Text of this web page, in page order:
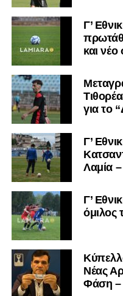
Γ’
και
για το
Γ’
Λαμία
Γ’
όμιλος
Nέας
Φάση –